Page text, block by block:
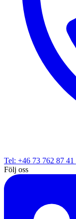
Tel: +46 73 762 87 41
Följ oss